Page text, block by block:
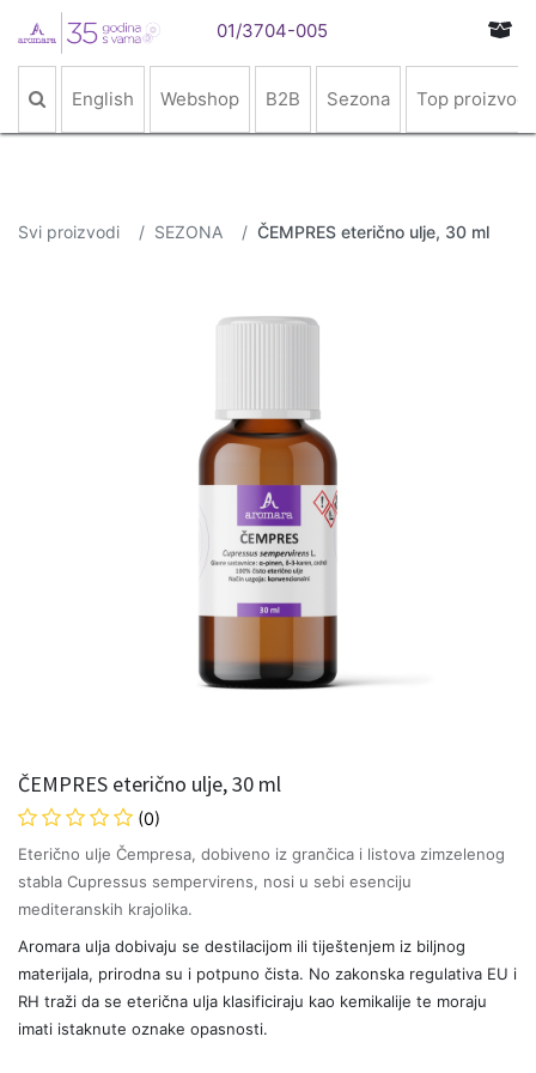
01/3704-005
English Webshop B2B Sezona Top proizvodi
Svi proizvodi SEZONA ČEMPRES eterično ulje, 30 ml
ČEMPRES eterično ulje, 30 ml
(0)
Eterično ulje Čempresa, dobiveno iz grančica i listova zimzelenog
stabla Cupressus sempervirens, nosi u sebi esenciju
mediteranskih krajolika.
Aromara ulja dobivaju se destilacijom ili tiještenjem iz biljnog
materijala, prirodna su i potpuno čista. No zakonska regulativa EU i
RH traži da se eterična ulja klasificiraju kao kemikalije te moraju
imati istaknute oznake opasnosti.